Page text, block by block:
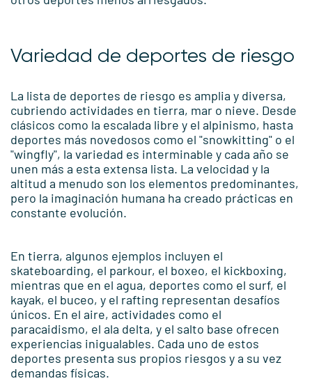
Variedad de deportes de riesgo
La lista de deportes de riesgo es amplia y diversa,
cubriendo actividades en tierra, mar o nieve. Desde
clásicos como la escalada libre y el alpinismo, hasta
deportes más novedosos como el "snowkitting" o el
"wingfly", la variedad es interminable y cada año se
unen más a esta extensa lista. La velocidad y la
altitud a menudo son los elementos predominantes,
pero la imaginación humana ha creado prácticas en
constante evolución.
En tierra, algunos ejemplos incluyen el
skateboarding, el parkour, el boxeo, el kickboxing,
mientras que en el agua, deportes como el surf, el
kayak, el buceo, y el rafting representan desafíos
únicos. En el aire, actividades como el
paracaidismo, el ala delta, y el salto base ofrecen
experiencias inigualables. Cada uno de estos
deportes presenta sus propios riesgos y a su vez
demandas físicas.